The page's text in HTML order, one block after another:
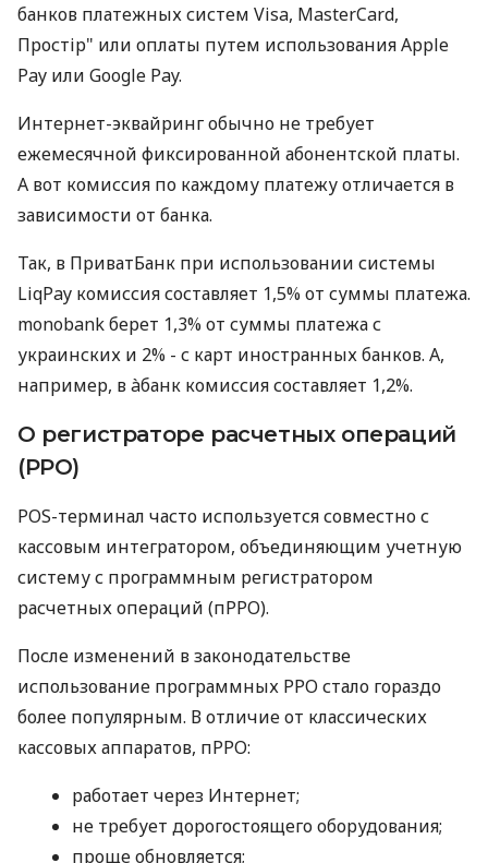
банков платежных систем Visa, MasterCard,
Простір" или оплаты путем использования Apple
Pay или Google Pay.
Интернет-эквайринг обычно не требует
ежемесячной фиксированной абонентской платы.
А вот комиссия по каждому платежу отличается в
зависимости от банка.
Так, в ПриватБанк при использовании системы
LiqPay комиссия составляет 1,5% от суммы платежа.
monobank берет 1,3% от суммы платежа с
украинских и 2% - с карт иностранных банков. А,
например, в àбанк комиссия составляет 1,2%.
О регистраторе расчетных операций
(РРО)
POS-терминал часто используется совместно с
кассовым интегратором, объединяющим учетную
систему с программным регистратором
расчетных операций (пРРО).
После изменений в законодательстве
использование программных РРО стало гораздо
более популярным. В отличие от классических
кассовых аппаратов, пРРО:
работает через Интернет;
не требует дорогостоящего оборудования;
проще обновляется;